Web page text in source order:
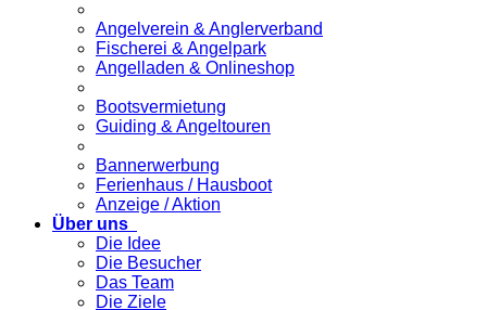
Angelverein & Anglerverband
Fischerei & Angelpark
Angelladen & Onlineshop
Bootsvermietung
Guiding & Angeltouren
Bannerwerbung
Ferienhaus / Hausboot
Anzeige / Aktion
Über uns
Die Idee
Die Besucher
Das Team
Die Ziele